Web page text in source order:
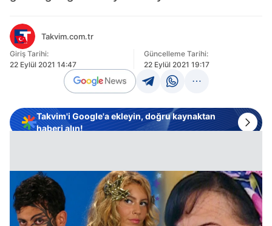
Takvim.com.tr
Giriş Tarihi:
22 Eylül 2021 14:47
Güncelleme Tarihi:
22 Eylül 2021 19:17
Takvim'i Google'a ekleyin, doğru kaynaktan
haberi alın!